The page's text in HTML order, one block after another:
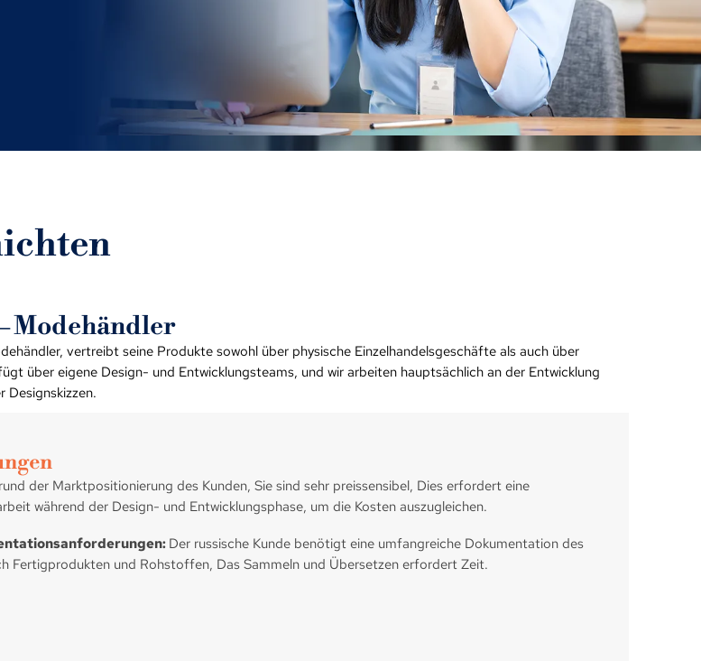
Modehändler
vertreibt seine Produkte sowohl über physische Einzelhandelsgeschäfte als auch über
über eigene Design- und Entwicklungsteams, und wir arbeiten hauptsächlich an der Entwicklung
Designskizzen.
der Marktpositionierung des Kunden, Sie sind sehr preissensibel, Dies erfordert eine
während der Design- und Entwicklungsphase, um die Kosten auszugleichen.
Der russische Kunde benötigt eine umfangreiche Dokumentation des
Fertigprodukten und Rohstoffen, Das Sammeln und Übersetzen erfordert Zeit.